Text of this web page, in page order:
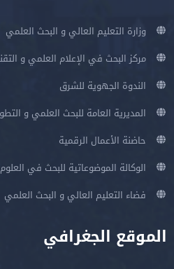
وزارة التعليم العالي و البحث العلمي
مركز البحث في الإعلام العلمي و
الندوة الجهوية للشرق
المديرية العامة للبحث العلمي و
حاضنة الأعمال الرقمية
الوكالة الموضوعاتية للبحث في
فضاء التعليم العالي و البحث العلمي
الموقع الجغرافي